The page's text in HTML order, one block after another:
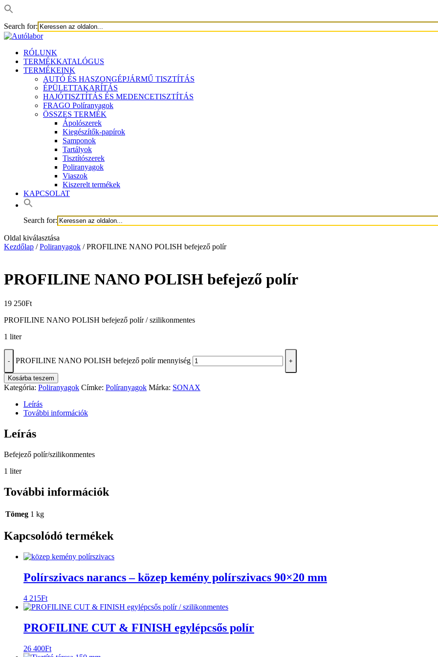
Search for:
RÓLUNK
TERMÉKKATALÓGUS
TERMÉKEINK
AUTÓ ÉS HASZONGÉPJÁRMŰ TISZTÍTÁS
ÉPÜLETTAKARÍTÁS
HAJÓTISZTÍTÁS ÉS MEDENCETISZTÍTÁS
FRAGO Políranyagok
ÖSSZES TERMÉK
Ápolószerek
Kiegészítők-papírok
Samponok
Tartályok
Tisztítószerek
Poliranyagok
Viaszok
Kiszerelt termékek
KAPCSOLAT
Search for:
Oldal kiválasztása
Kezdőlap /Poliranyagok / PROFILINE NANO POLISH befejező polír
PROFILINE NANO POLISH befejező polír
19 250Ft
PROFILINE NANO POLISH befejező polír / szilikonmentes
1 liter
- PROFILINE NANO POLISH befejező polír mennyiség +
Kosárba teszem
Kategória: Poliranyagok Címke: Políranyagok Márka: SONAX
Leírás
További információk
Leírás
Befejező polír/szilikonmentes
1 liter
További információk
Tömeg 1 kg
Kapcsolódó termékek
Polírszivacs narancs – közep kemény polírszivacs 90×20 mm
4 215Ft
PROFILINE CUT & FINISH egylépcsős polír
26 400Ft